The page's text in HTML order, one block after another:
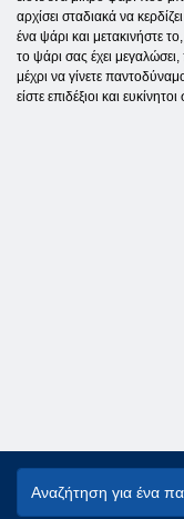
αρχίσει σταδιακά να
ένα ψάρι και μετακινήστε
το ψάρι σας έχει
μέχρι να γίνετε
είστε επιδέξιοι και